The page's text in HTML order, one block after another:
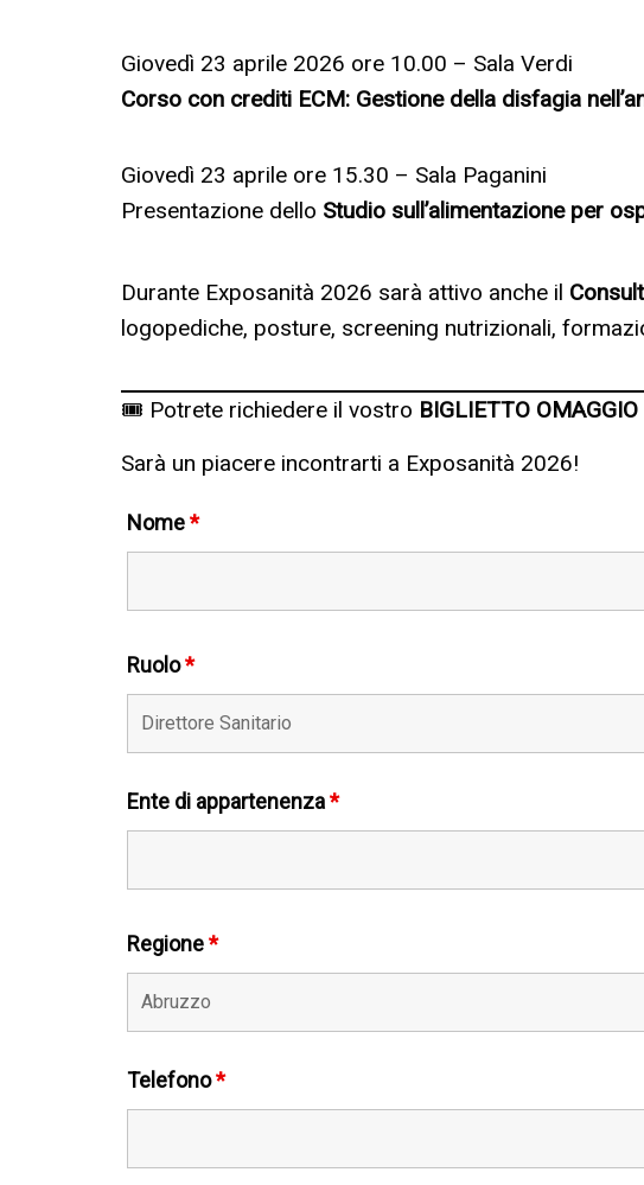
Giovedì 23 aprile 2026 ore 10.00 – Sala Verdi
Corso con crediti ECM: Gestione della disfagia
Giovedì 23 aprile ore 15.30 – Sala Paganini
Presentazione dello Studio sull’alimentazione per
Durante Exposanità 2026 sarà attivo anche il
logopediche, posture, screening nutrizionali,
🎟 Potrete richiedere il vostro BIGLIETTO
Sarà un piacere incontrarti a Exposanità 2026!
Nome*
Ruolo*
Ente di appartenenza*
Regione*
Telefono*